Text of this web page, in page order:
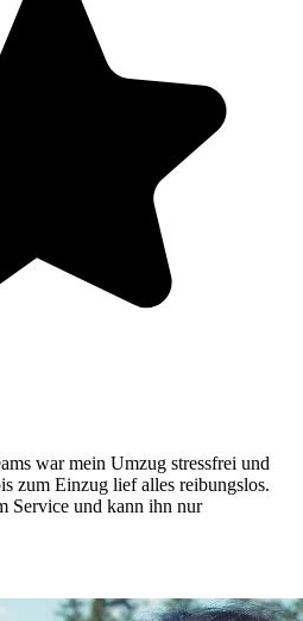
war mein Umzug stressfrei und
zum Einzug lief alles reibungslos.
Service und kann ihn nur